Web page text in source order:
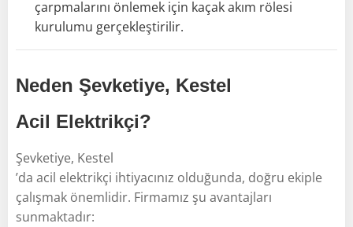
çarpmalarını önlemek için kaçak akım rölesi
kurulumu gerçekleştirilir.
Neden Şevketiye, Kestel
Acil Elektrikçi?
Şevketiye, Kestel
’da acil elektrikçi ihtiyacınız olduğunda, doğru ekiple
çalışmak önemlidir. Firmamız şu avantajları
sunmaktadır: